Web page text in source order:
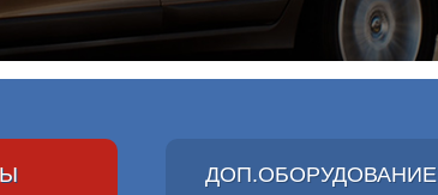
ДОП.ОБОРУДОВАНИЕ